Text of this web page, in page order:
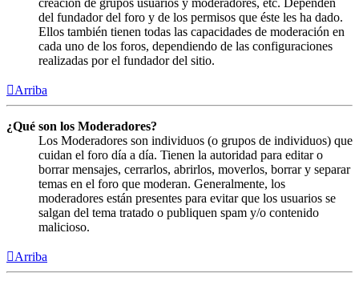
creación de grupos usuarios y moderadores, etc. Dependen
del fundador del foro y de los permisos que éste les ha dado.
Ellos también tienen todas las capacidades de moderación en
cada uno de los foros, dependiendo de las configuraciones
realizadas por el fundador del sitio.
Arriba
¿Qué son los Moderadores?
Los Moderadores son individuos (o grupos de individuos) que
cuidan el foro día a día. Tienen la autoridad para editar o
borrar mensajes, cerrarlos, abrirlos, moverlos, borrar y separar
temas en el foro que moderan. Generalmente, los
moderadores están presentes para evitar que los usuarios se
salgan del tema tratado o publiquen spam y/o contenido
malicioso.
Arriba